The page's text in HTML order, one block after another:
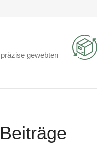
gewebten
Beiträge